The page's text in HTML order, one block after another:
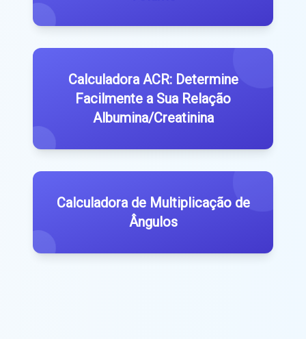
Calculadora ACR: Determine
Facilmente a Sua Relação
Albumina/Creatinina
Calculadora de Multiplicação de
Ângulos